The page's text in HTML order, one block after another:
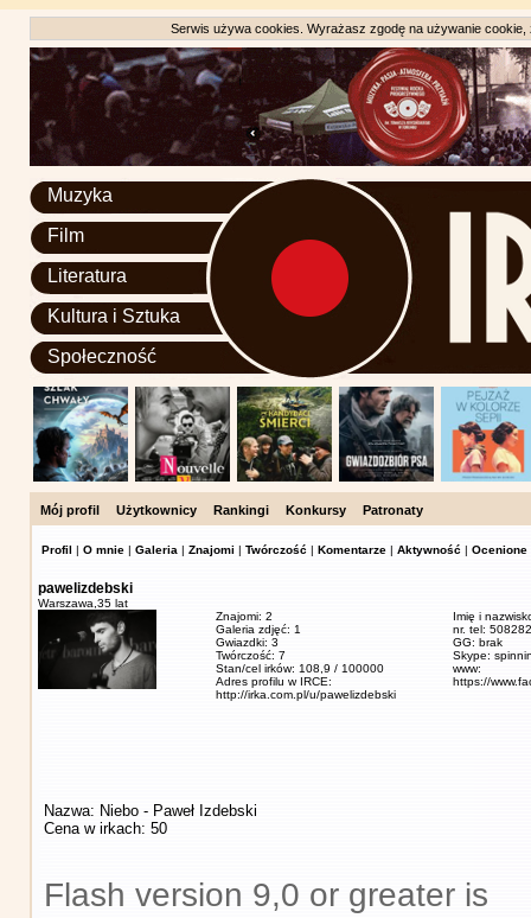
Serwis używa cookies. Wyrażasz zgodę na używanie
Muzyka
Film
Literatura
Kultura i Sztuka
Społeczność
Mój profil Użytkownicy Rankingi Konkursy Patronaty
Profil | O mnie | Galeria | Znajomi | Twórczość | Komentarze | Aktywność | Ocenione
pawelizdebski
Warszawa, 35 lat
Znajomi: 2
Galeria zdjęć: 1
Gwiazdki: 3
Twórczość: 7
Stan/cel irków: 108,9 / 100000
Adres profilu w IRCE:
http://irka.com.pl/u/pawelizdebski
Imię i
nr. tel:
GG: brak
Skype:
www:
https://
Nazwa: Niebo - Paweł Izdebski
Cena w irkach: 50
Flash version 9,0 or greater is